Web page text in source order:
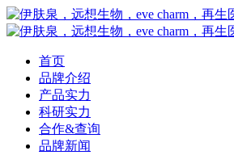
首页
品牌介绍
产品实力
科研实力
合作&查询
品牌新闻